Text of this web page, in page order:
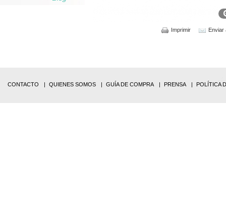
Enviar
Imprimir
CONTACTO QUIENES SOMOS GUÍA DE COMPRA PRENSA POLÍTICA